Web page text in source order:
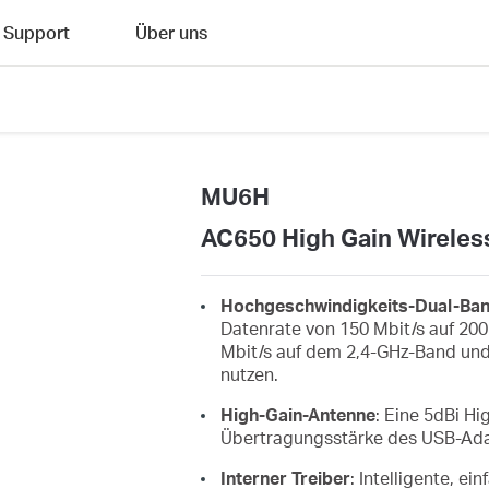
Support Über uns
MU6H
AC650 High Gain
Hochgeschwindigkeits-Dual-
Datenrate von 150 Mbit/s auf
Mbit/s auf dem 2,4-GHz-Band
nutzen.
High-Gain-Antenne: Eine 5dBi
Übertragungsstärke des USB-
Interner Treiber: Intelligente,